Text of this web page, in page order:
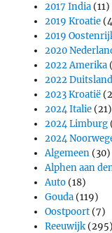
2017 India (11)
2019 Kroatie
2019
2020
2022 Amerika
2022 Duitsland
2023 Kroatië
2024 Italie (21)
2024 Limburg
2024
Algemeen (30)
Alphen aan
Auto (18)
Gouda (119)
Oostpoort (7)
Reeuwijk (295)